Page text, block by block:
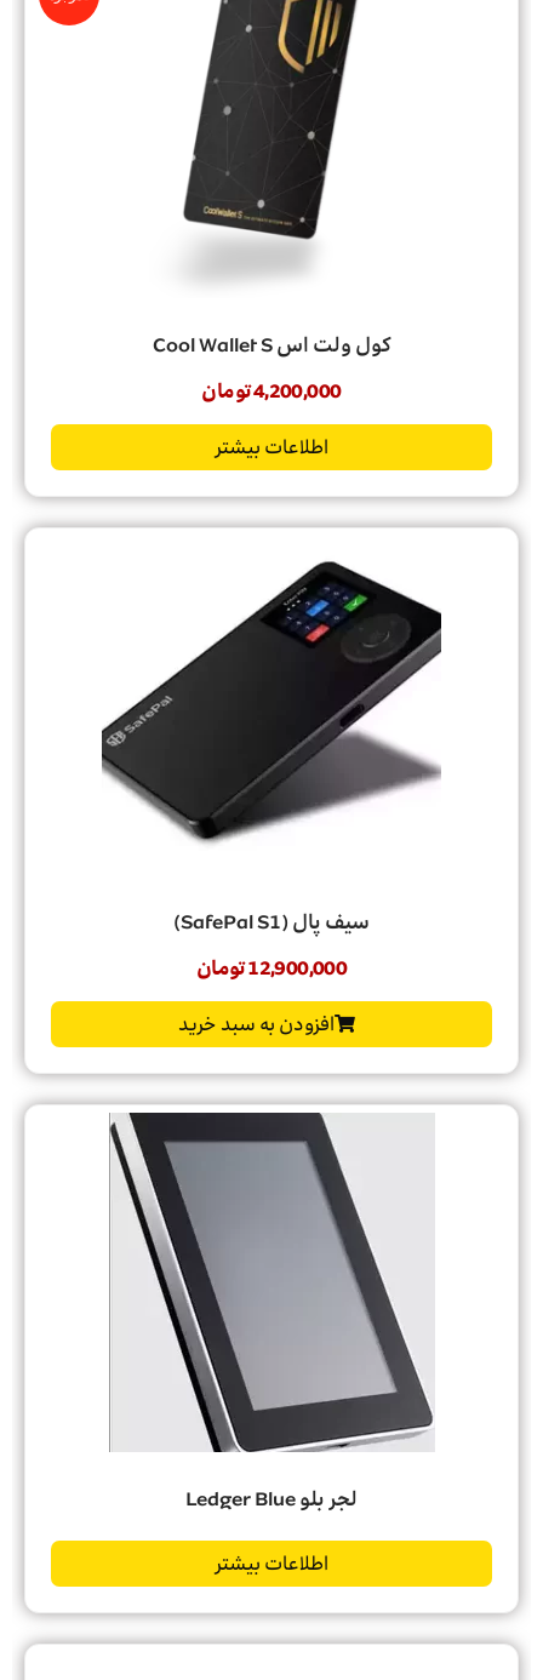
کول ولت اس Cool Wallet S
4,200,000تومان
اطلاعات بیشتر
سیف پال (SafePal S1)
12,900,000تومان
افزودن به سبد خرید
لجر بلو Ledger Blue
اطلاعات بیشتر